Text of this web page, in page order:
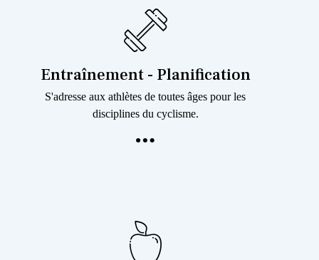
Entraînement - Planification
S'adresse aux athlètes de toutes âges pour les
disciplines du cyclisme.